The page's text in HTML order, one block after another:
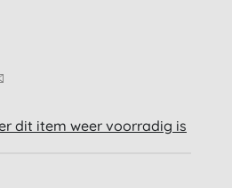
dit item weer voorradig is